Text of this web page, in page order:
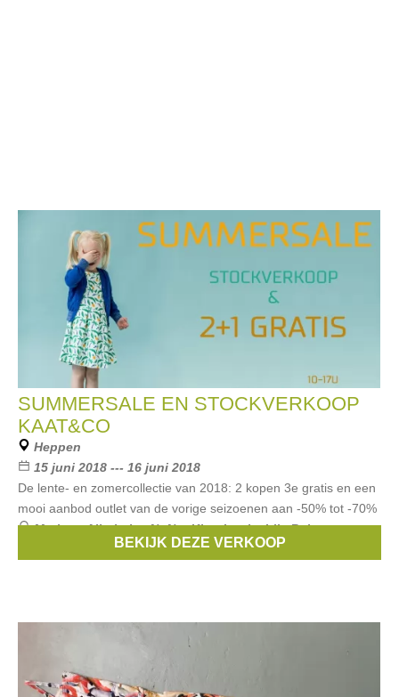
SUMMERSALE EN STOCKVERKOOP
KAAT&CO
Heppen
15 juni 2018 --- 16 juni 2018
De lente- en zomercollectie van 2018: 2 kopen 3e gratis en een
mooi aanbod outlet van de vorige seizoenen aan -50% tot -70%
Merken:Albababy,NoNo,King Louie,Lily Balou,
BEKIJK DEZE VERKOOP